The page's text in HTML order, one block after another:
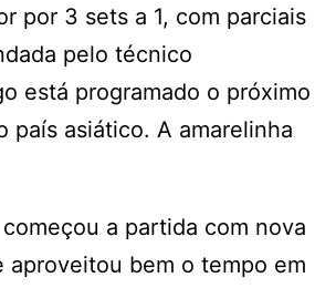
por 3 sets a 1, com parciais
pelo técnico
está programado o próximo
asiático. A amarelinha
a partida com nova
aproveitou bem o tempo em